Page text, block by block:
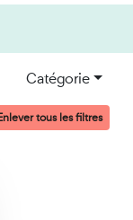
Catégorie
tous les filtres
le